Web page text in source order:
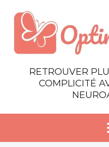
RETROUVER
COMPLICITÉ